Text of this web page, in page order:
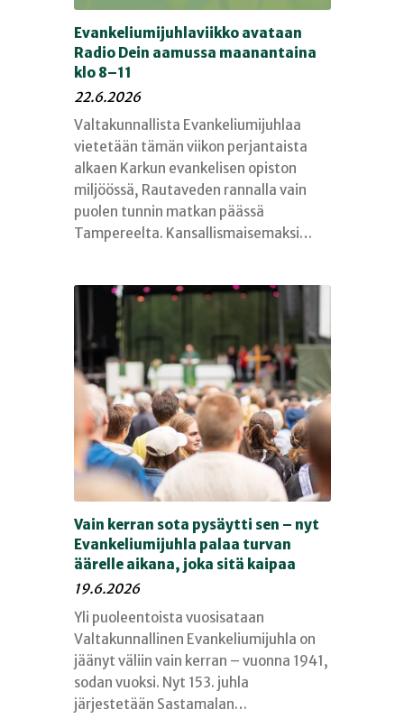
Evankeliumijuhlaviikko avataan
Radio Dein aamussa maanantaina
klo 8–11
22.6.2026
Valtakunnallista Evankeliumijuhlaa
vietetään tämän viikon perjantaista
alkaen Karkun evankelisen opiston
miljöössä, Rautaveden rannalla vain
puolen tunnin matkan päässä
Tampereelta. Kansallismaisemaksi…
Vain kerran sota pysäytti sen – nyt
Evankeliumijuhla palaa turvan
äärelle aikana, joka sitä kaipaa
19.6.2026
Yli puoleentoista vuosisataan
Valtakunnallinen Evankeliumijuhla on
jäänyt väliin vain kerran – vuonna 1941,
sodan vuoksi. Nyt 153. juhla
järjestetään Sastamalan…